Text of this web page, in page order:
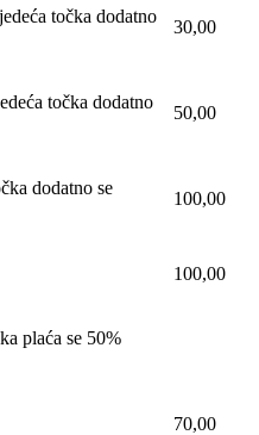
točka dodatno
30,00
točka dodatno
50,00
dodatno se
100,00
100,00
plaća se 50%
70,00